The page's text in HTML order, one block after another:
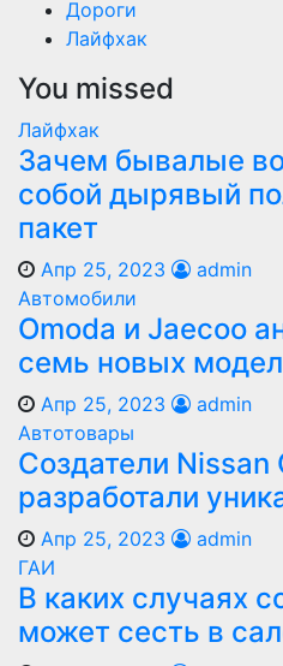
Дороги
Лайфхак
You missed
Лайфхак
Зачем бывалые
собой дырявый
пакет
Апр 25, 2023
admin
Автомобили
Оmoda и Jaecoo
семь новых
Апр 25, 2023
admin
Автотовары
Создатели Nissan
разработали
Апр 25, 2023
admin
ГАИ
В каких случаях
может сесть в